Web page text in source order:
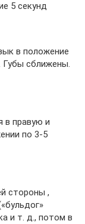
5 секунд
в положение
Губы сближены.
в правую и
по 3-5
стороны ,
и т. д., потом в